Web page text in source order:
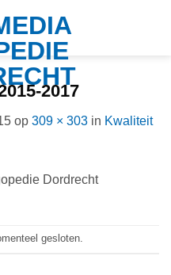
2017
op 309 × 303 in Kwaliteit
Dordrecht
gesloten.